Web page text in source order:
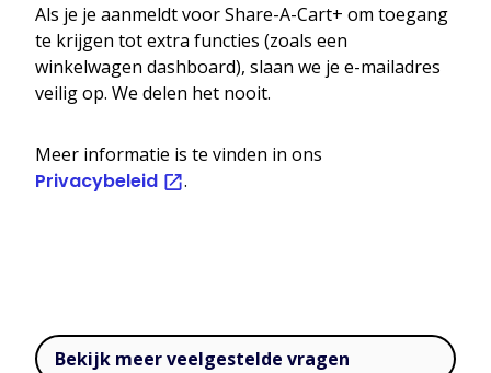
Als je je aanmeldt voor Share-A-Cart+ om toegang
te krijgen tot extra functies (zoals een
winkelwagen dashboard), slaan we je e-mailadres
veilig op. We delen het nooit.
Meer informatie is te vinden in ons
Privacybeleid .
Bekijk meer veelgestelde vragen